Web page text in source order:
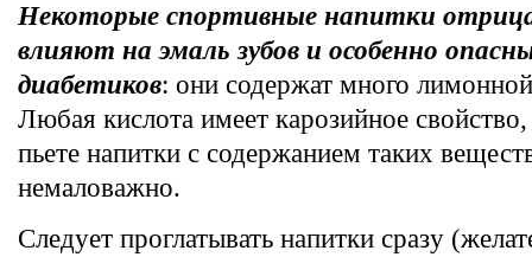
Некоторые спортивные напитки
влияют на эмаль зубов и особенно
диабетиков: они содержат много
Любая кислота имеет карозийное
пьете напитки с содержанием таких
немаловажно.
Следует проглатывать напитки сразу